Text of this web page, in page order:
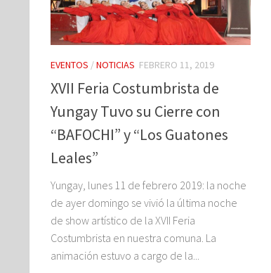
EVENTOS /NOTICIAS FEBRERO 11, 2019
XVII Feria Costumbrista de
Yungay Tuvo su Cierre con
“BAFOCHI” y “Los Guatones
Leales”
Yungay, lunes 11 de febrero 2019: la noche
de ayer domingo se vivió la última noche
de show artístico de la XVII Feria
Costumbrista en nuestra comuna. La
animación estuvo a cargo de la...